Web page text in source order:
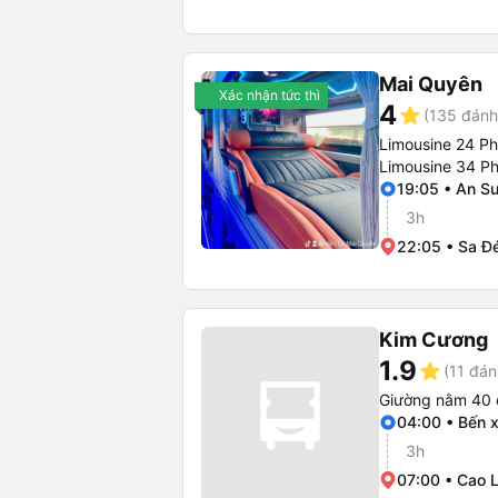
Xác nhận tức thì Mai Quyên
4star (135
Limousine 24
Limousine 34
19:05 • An
3h
22:05 • Sa
Kim Cương
1.9star (11
Giường nằm 40
04:00 • Bến
3h
07:00 • Cao